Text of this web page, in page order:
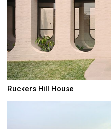
Ruckers Hill House